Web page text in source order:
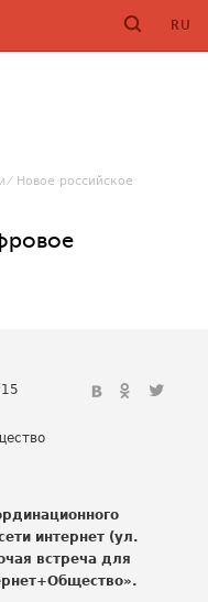
RU
Новое российское
интернет (ул.
встреча для